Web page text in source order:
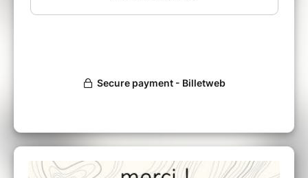
recommandons d’arriver à 15hafin de
pass sanitaire : il vous sera demandé
fonctionne. Le port du masque vous
sera également demandé.